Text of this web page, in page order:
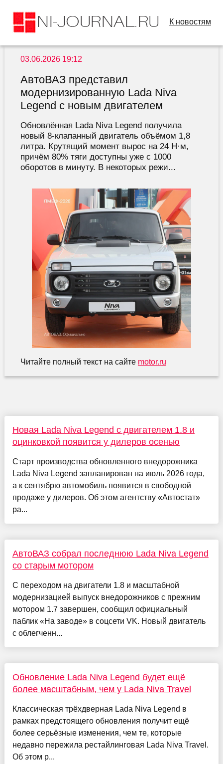
К новостям
03.06.2026 19:12
АвтоВАЗ представил
модернизированную Lada Niva
Legend с новым двигателем
Обновлённая Lada Niva Legend получила
новый 8-клапанный двигатель объёмом 1,8
литра. Крутящий момент вырос на 24 Н·м,
причём 80% тяги доступны уже с 1000
оборотов в минуту. В некоторых режи...
Читайте полный текст на сайте motor.ru
Новая Lada Niva Legend с двигателем 1.8 и
оцинковкой появится у дилеров осенью
Старт производства обновленного внедорожника
Lada Niva Legend запланирован на июль 2026 года,
а к сентябрю автомобиль появится в свободной
продаже у дилеров. Об этом агентству «Автостат»
ра...
АвтоВАЗ собрал последнюю Lada Niva Legend
со старым мотором
С переходом на двигатели 1.8 и масштабной
модернизацией выпуск внедорожников с прежним
мотором 1.7 завершен, сообщил официальный
паблик «На заводе» в соцсети VK. Новый двигатель
с облегченн...
Обновление Lada Niva Legend будет ещё
более масштабным, чем у Lada Niva Travel
Классическая трёхдверная Lada Niva Legend в
рамках предстоящего обновления получит ещё
более серьёзные изменения, чем те, которые
недавно пережила рестайлинговая Lada Niva Travel.
Об этом р...